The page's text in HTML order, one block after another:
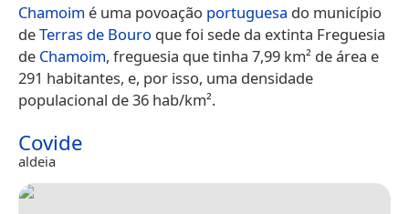
Chamoim é uma povoação portuguesa do município
deTerras de Bouro que foi sede da extinta Freguesia
de Chamoim, freguesia que tinha 7,99 km² de área e
291 habitantes, e, por isso, uma densidade
populacional de 36 hab/km².
Covide
aldeia